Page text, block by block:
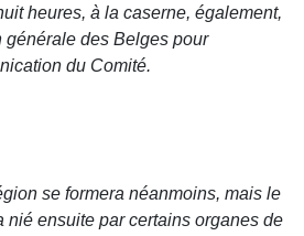
heures, à la caserne, également,
générale des Belges pour
du Comité.
se formera néanmoins, mais le
nié ensuite par certains organes de